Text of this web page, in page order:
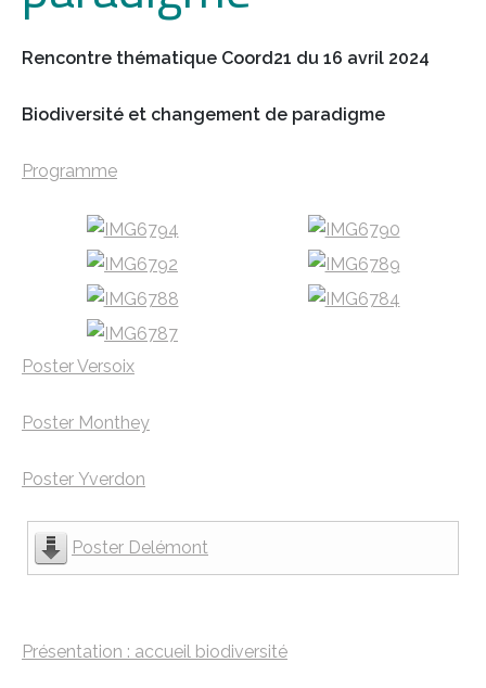
Rencontre thématique Coord21 du 16 avril 2024
Biodiversité et changement de paradigme
Programme
Poster Versoix
Poster Monthey
Poster Yverdon
Poster Delémont
Présentation : accueil biodiversité